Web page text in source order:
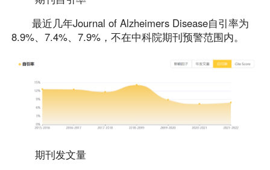
最近几年Journal of Alzheimers Disease自引率为
8.9%、7.4%、7.9%，不在中科院期刊预警范围内。
期刊发文量